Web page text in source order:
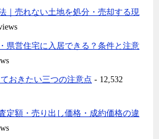
｜売れない土地を処分・売却する現
県営住宅に入居できる？条件と注意
おきたい三つの注意点 - 12,532
定額・売り出し価格・成約価格の違